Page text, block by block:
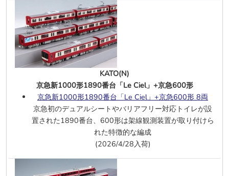
オハネフ25 100形(金帯・青森車両セン
ター) 増結用
オハネ25 100形(金帯・青森車両センタ
ー) 増結用
EF64 (37号機・茶)
EF81(青森車両センター・双頭形連結器
キハ100形 (キハ100系復刻カラー)2両
キハ100形(2次車)M付、M無
のと鉄道 NT200形(POKEMON with
YOU トレイン)
KATO(N)
両
KATO(N)
京急新1000形1890番台「Le Ciel」+京急600形
京急新1000形1890番台「Le Ciel」+京急600形 8両
京急初のデュアルシートやバリアフリー対応トイレが設
置された1890番台、600形は架線観測装置が取り付けら
れた特徴的な編成
(2026/4/28入荷)